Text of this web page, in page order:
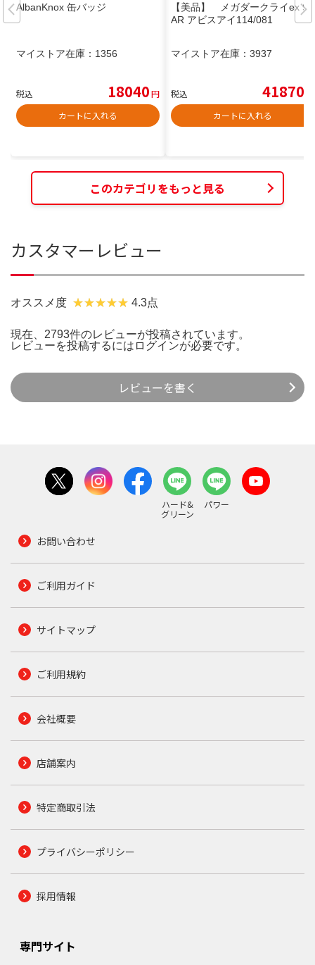
AlbanKnox 缶バッジ
マイストア在庫： 1356
税込 18040円
カートに入れる
【美品】 メガダークライex S
AR アビスアイ114/081
マイストア在庫： 3937
税込 41870
カートに入れる
このカテゴリをもっと見る
カスタマーレビュー
オススメ度 4.3点
現在、2793件のレビューが投稿されています。
レビューを投稿するには ログインが必要です。
レビューを書く
ハード&
グリーン
パワー
お問い合わせ
ご利用ガイド
サイトマップ
ご利用規約
会社概要
店舗案内
特定商取引法
プライバシーポリシー
採用情報
専門サイト